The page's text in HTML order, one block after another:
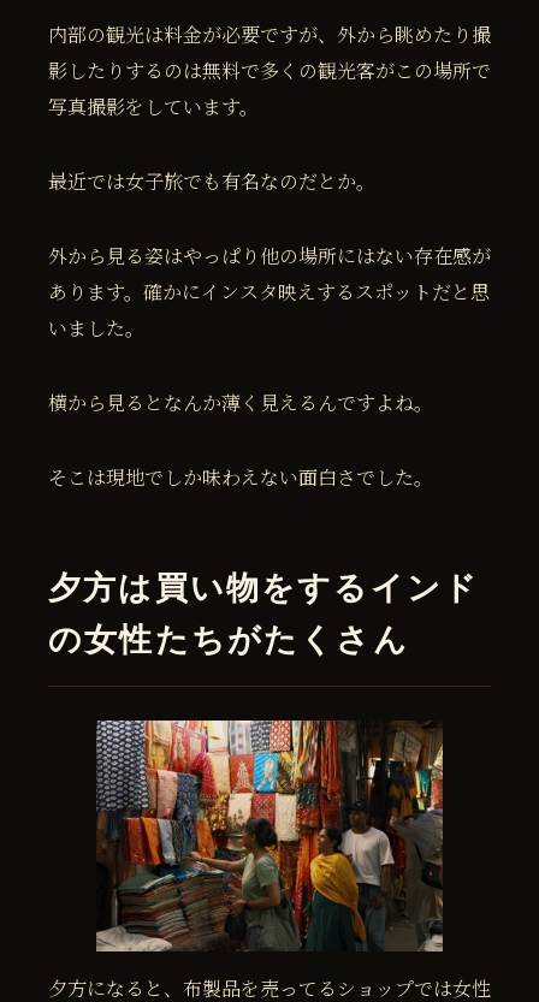
内部の観光は料金が必要ですが、外から眺めたり撮
影したりするのは無料で多くの観光客がこの場所で
写真撮影をしています。
最近では女子旅でも有名なのだとか。
外から見る姿はやっぱり他の場所にはない存在感が
あります。確かにインスタ映えするスポットだと思
いました。
横から見るとなんか薄く見えるんですよね。
そこは現地でしか味わえない面白さでした。
夕方は買い物をするインド
の女性たちがたくさん
夕方になると、布製品を売ってるショップでは女性